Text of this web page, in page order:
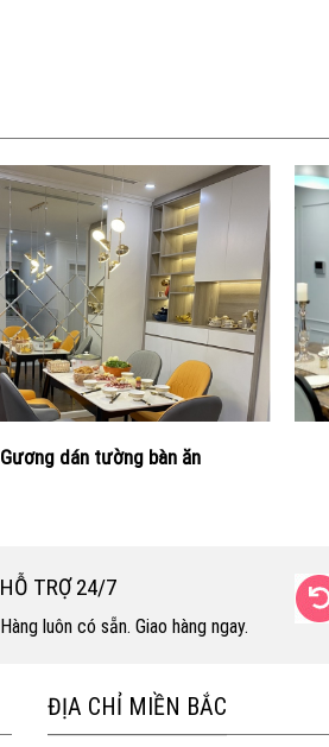
Gương dán tường bàn ăn
HỖ TRỢ 24/7
Hàng luôn có sẵn. Giao hàng ngay.
ĐỊA CHỈ MIỀN BẮC